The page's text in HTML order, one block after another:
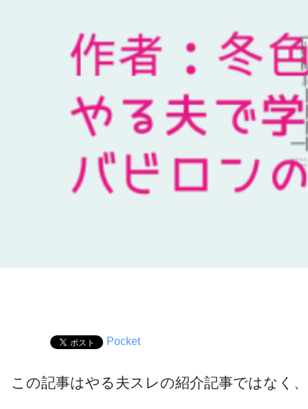
Pocket
この記事はやる夫スレの紹介記事ではなく